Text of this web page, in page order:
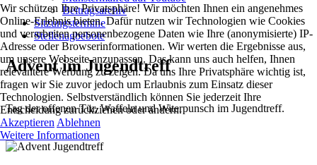
Beitragsarchiv
Sitzungstermine
Stellenagbebote
Advent im Jugendtreff
Tag der offenen Tür, Waffeln und Witerpunsch im Jugendtreff.
Wir schützen Ihre Privatsphäre! Wir möchten Ihnen ein angenehmes
Online-Erlebnis bieten. Dafür nutzen wir Technologien wie Cookies
und verarbeiten personenbezogene Daten wie Ihre (anonymisierte) IP-
Adresse oder Browserinformationen. Wir werten die Ergebnisse aus,
um unsere Webseite anzupassen. Das kann uns auch helfen, Ihnen
relevantere Werbung zu zeigen. Da uns Ihre Privatsphäre wichtig ist,
fragen wir Sie zuvor jedoch um Erlaubnis zum Einsatz dieser
Technologien. Selbstverständlich können Sie jederzeit Ihre
Entscheidung zurückziehen oder ändern.
Akzeptieren Ablehnen
Weitere Informationen